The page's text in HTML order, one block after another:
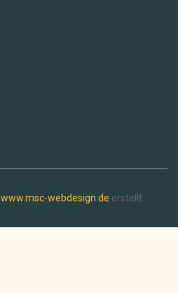
www.msc-webdesign.de erstellt